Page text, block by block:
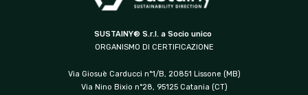
SUSTAINY® S.r.l. a Socio unico
ORGANISMO DI CERTIFICAZIONE
Via Giosuè Carducci n°1/B, 20851 Lissone (MB)
Via Nino Bixio n°28, 95125 Catania (CT)